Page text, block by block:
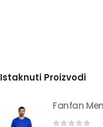
Istaknuti Proizvodi
Fanfan Men